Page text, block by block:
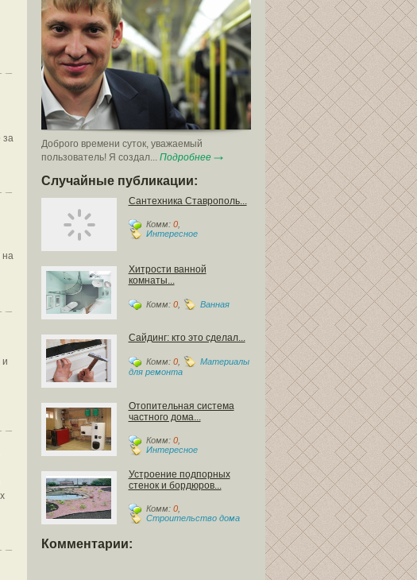
Доброго времени суток, уважаемый
пользователь! Я создал... Подробнее
Случайные публикации:
Сантехника Ставрополь...
Комм: 0,
Интересное
Хитрости ванной
комнаты...
Комм: 0, Ванная
Сайдинг: кто это сделал...
Комм: 0,
Материалы
для ремонта
Отопительная система
частного дома...
Комм: 0,
Интересное
Устроение подпорных
стенок и бордюров...
Комм: 0,
Строительство дома
Комментарии:
за
на
и